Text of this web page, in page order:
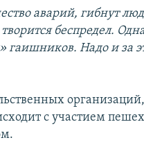
аварий, гибнут
беспредел.
гаишников. Надо и за
с участием